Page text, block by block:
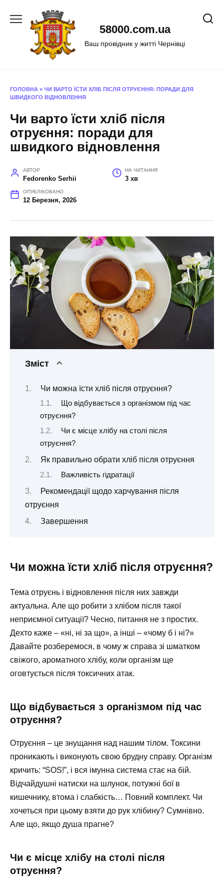
58000.com.ua
Ваш провідник у житті Чернівці
ГОЛОВНА » ЧИ ВАРТО ЇСТИ ХЛІБ ПІСЛЯ ОТРУЄННЯ: ПОРАДИ ДЛЯ
ШВИДКОГО ВІДНОВЛЕННЯ
Чи варто їсти хліб після
отруєння: поради для
швидкого відновлення
АВТОР
Fedorenko Serhii
НА ЧИТАННЯ
3 хв
ОПУБЛІКОВАНО
12 Березня, 2026
Зміст
Чи можна їсти хліб після отруєння?
Що відбувається з організмом під час
отруєння?
Чи є місце хлібу на столі після
отруєння?
Як правильно обрати хліб після отруєння
Важливість гідратації
Рекомендації щодо харчування після
отруєння
Завершення
Чи можна їсти хліб після отруєння?
Тема отруєнь і відновлення після них завжди
актуальна. Але що робити з хлібом після такої
неприємної ситуації? Чесно, питання не з простих.
Дехто каже – «ні, ні за що», а інші – «чому б і ні?»
Давайте розберемося, в чому ж справа зі шматком
свіжого, ароматного хлібу, коли організм ще
оговтується після токсичних атак.
Що відбувається з організмом під час
отруєння?
Отруєння – це знущання над нашим тілом. Токсини
проникають і виконують свою брудну справу. Організм
кричить: “SOS!”, і вся імунна система стає на бій.
Відчайдушні натиски на шлунок, потужні бої в
кишечнику, втома і слабкість… Повний комплект. Чи
хочеться при цьому взяти до рук хлібину? Сумнівно.
Але що, якщо душа прагне?
Чи є місце хлібу на столі після
отруєння?